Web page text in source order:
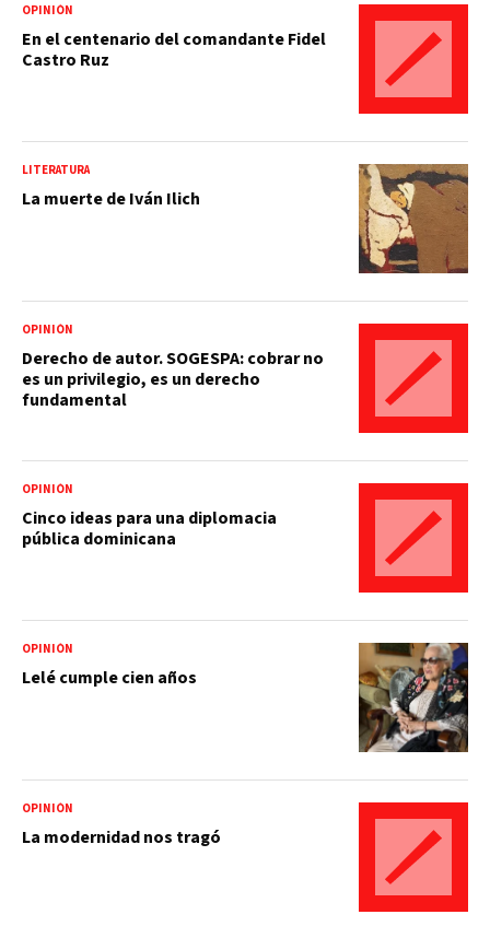
OPINIÓN
En el centenario del comandante Fidel
Castro Ruz
LITERATURA
La muerte de Iván Ilich
OPINIÓN
Derecho de autor. SOGESPA: cobrar no
es un privilegio, es un derecho
fundamental
OPINIÓN
Cinco ideas para una diplomacia
pública dominicana
OPINIÓN
Lelé cumple cien años
OPINIÓN
La modernidad nos tragó